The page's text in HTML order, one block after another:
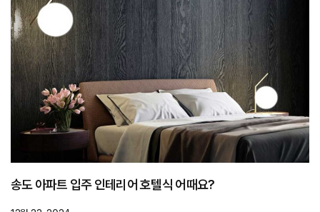
송도 아파트 입주 인테리어 호텔식 어때요?